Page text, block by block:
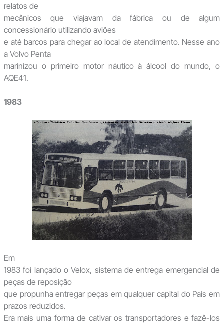
relatos de
mecânicos que viajavam da fábrica ou de algum
concessionário utilizando aviões
e até barcos para chegar ao local de atendimento. Nesse ano
a Volvo Penta
marinizou o primeiro motor náutico à álcool do mundo, o
AQE41.
1983
Em
1983 foi lançado o Velox, sistema de entrega emergencial de
peças de reposição
que propunha entregar peças em qualquer capital do País em
prazos reduzidos.
Era mais uma forma de cativar os transportadores e fazê-los